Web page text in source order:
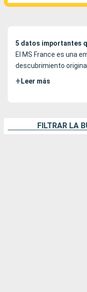
5 datos importantes
El MS France es una
descubrimiento
+ Leer más
FILTRAR LA